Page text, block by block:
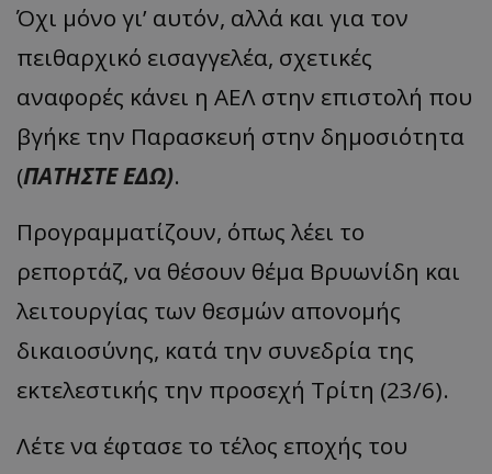
Όχι μόνο γι’ αυτόν, αλλά και για τον
πειθαρχικό εισαγγελέα, σχετικές
αναφορές κάνει η ΑΕΛ στην επιστολή που
βγήκε την Παρασκευή στην δημοσιότητα
(ΠΑΤΗΣΤΕ ΕΔΩ).
Προγραμματίζουν, όπως λέει το
ρεπορτάζ, να θέσουν θέμα Βρυωνίδη και
λειτουργίας των θεσμών απονομής
δικαιοσύνης, κατά την συνεδρία της
εκτελεστικής την προσεχή Τρίτη (23/6).
Λέτε να έφτασε το τέλος εποχής του